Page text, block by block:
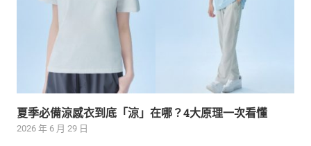
夏季必備涼感衣到底「涼」在哪？4大原理一次看懂
2026 年 6 月 29 日